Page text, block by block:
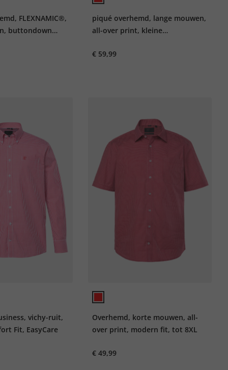
FLEXNAMIC®,
buttondown
piqué overhemd, lange mouwen,
all-over print, kleine
tot 8XL
€ 59,99
vichy-ruit,
Fit, EasyCare
Overhemd, korte mouwen, all-
over print, modern fit, tot 8XL
€ 49,99